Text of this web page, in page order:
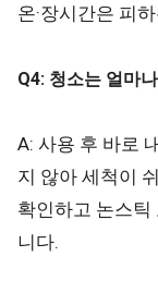
온·장시간은 피
Q4: 청소는 얼마
A: 사용 후 바로
지 않아 세척이
확인하고 논스틱
니다.